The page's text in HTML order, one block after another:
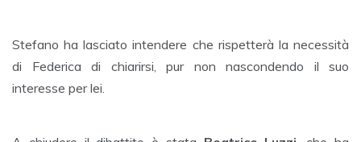
Stefano ha lasciato intendere che rispetterà la necessità
di Federica di chiarirsi, pur non nascondendo il suo
interesse per lei.